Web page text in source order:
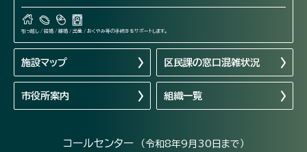
引っ越し / 結婚 / 離婚 / 出産 / おくやみ等の手続きをサポートします。
施設マップ 区民課の窓口混雑状況
市役所案内 組織一覧
コールセンター （令和8年9月30日まで）